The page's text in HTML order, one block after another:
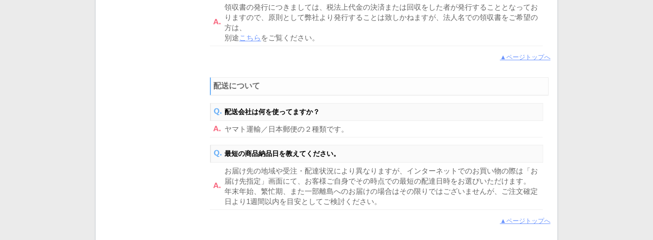
領収書の発行につきましては、税法上代金の決済または回収をした者が発行することとなってお
りますので、原則として弊社より発行することは致しかねますが、法人名での領収書をご希望の
方は、
別途こちら をご覧ください。
▲ページトップへ
配送について
配送会社は何を使ってますか？
ヤマト運輸／日本郵便の２種類です。
最短の商品納品日を教えてください。
お届け先の地域や受注・配達状況により異なりますが、インターネットでのお買い物の際は「お
届け先指定」画面にて、お客様ご自身でその時点での最短の配達日時をお選びいただけます。
年末年始、繁忙期、また一部離島へのお届けの場合はその限りではございませんが、ご注文確定
日より1週間以内を目安としてご検討ください。
▲ページトップへ